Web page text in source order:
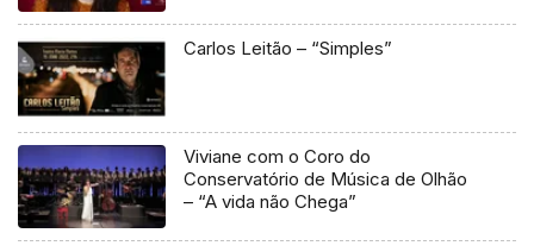
Carlos Leitão – “Simples”
Viviane com o Coro do
Conservatório de Música de Olhão
– “A vida não Chega”